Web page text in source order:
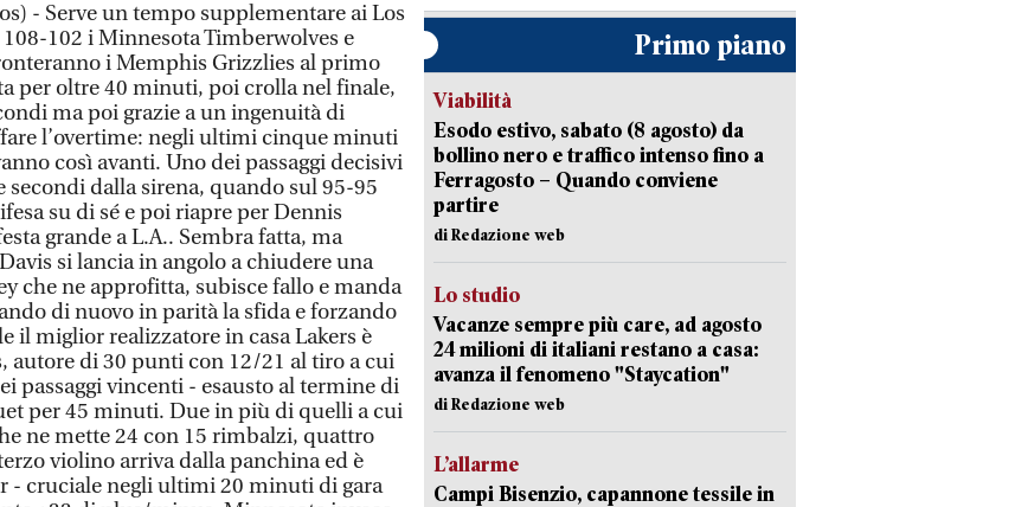
- Serve un tempo supplementare ai Los
102 i Minnesota Timberwolves e
i Memphis Grizzlies al primo
per oltre 40 minuti, poi crolla nel finale,
ma poi grazie a un ingenuità di
l’overtime: negli ultimi cinque minuti
così avanti. Uno dei passaggi decisivi
secondi dalla sirena, quando sul 95-95
su di sé e poi riapre per Dennis
grande a L.A.. Sembra fatta, ma
si lancia in angolo a chiudere una
che ne approfitta, subisce fallo e manda
di nuovo in parità la sfida e forzando
il miglior realizzatore in casa Lakers è
autore di 30 punti con 12/21 al tiro a cui
passaggi vincenti - esausto al termine di
per 45 minuti. Due in più di quelli a cui
ne mette 24 con 15 rimbalzi, quattro
violino arriva dalla panchina ed è
- cruciale negli ultimi 20 minuti di gara
Primo piano
Viabilità
Esodo estivo, sabato (8 agosto) da
bollino nero e traffico intenso fino a
Ferragosto – Quando conviene
partire
di Redazione web
Lo studio
Vacanze sempre più care, ad agosto
24 milioni di italiani restano a casa:
avanza il fenomeno "Staycation"
di Redazione web
L’allarme
Campi Bisenzio, capannone tessile in